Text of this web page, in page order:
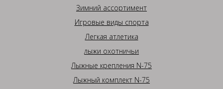
Зимний ассортимент
Игровые виды спорта
Легкая атлетика
лыжи охотничьи
Лыжные крепления N-75
Лыжный комплект N-75